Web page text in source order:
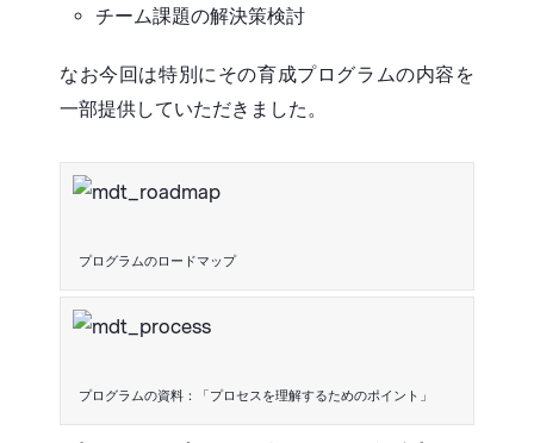
チーム課題の解決策検討​
なお今回は特別にその育成プログラムの内容を
一部提供していただきました。
プログラムのロードマップ
プログラムの資料：「プロセスを理解するためのポイント」